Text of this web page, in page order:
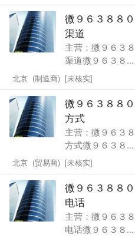
微９６３８８
渠道
主营：微９６３
渠道微９６３８...
北京 (制造商) [未核实]
微９６３８８
方式
主营：微９６３
方式微９６３８...
北京 (贸易商) [未核实]
微９６３８８
电话
主营：微９６３
电话微９６３８...